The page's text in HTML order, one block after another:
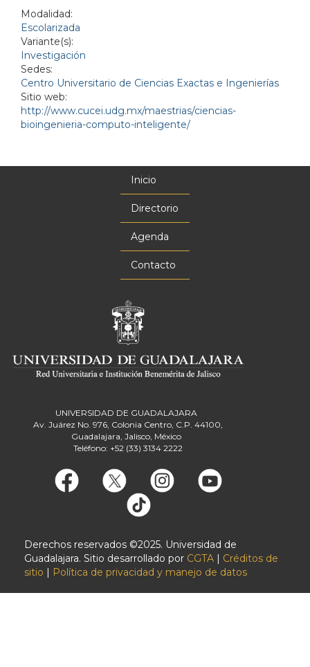
Modalidad:
Escolarizada
Variante(s):
Investigación
Sedes:
Centro Universitario de Ciencias Exactas e Ingenierías
Sitio web:
http://www.cucei.udg.mx/maestrias/ciencias-
bioingenieria-computo-inteligente/
Inicio
Directorio
Agenda
Contacto
UNIVERSIDAD DE GUADALAJARA
Av. Juárez No. 976, Colonia Centro, C.P. 44100,
Guadalajara, Jalisco, México
Teléfono: +52 (33) 3134 2222
Derechos reservados ©2025. Universidad de
Guadalajara. Sitio desarrollado por CGTA | Créditos de
sitio | Política de privacidad y manejo de datos